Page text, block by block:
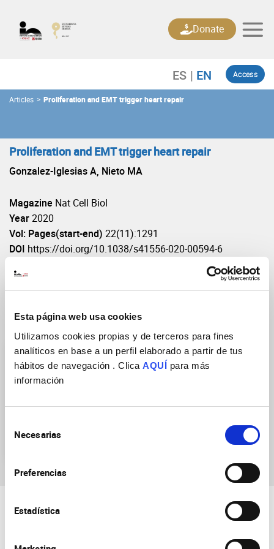
Esta página web usa cookies
Utilizamos cookies propias y de terceros para fines
analíticos en base a un perfil elaborado a partir de tus
hábitos de navegación . Clica AQUÍ para más
información
Necesarias
Preferencias
Estadística
content
Access
Donate
Articles > Proliferation and EMT trigger heart repair
Proliferation and EMT trigger heart repair
Gonzalez-Iglesias A, Nieto MA
Magazine Nat Cell Biol
Year2020
Vol: Pages(start-end) 22(11):1291
DOI https://doi.org/10.1038/s41556-020-00594-6
Research Groups
Development and Disease